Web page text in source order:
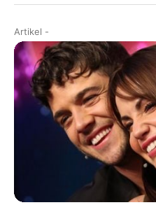
Artikel -